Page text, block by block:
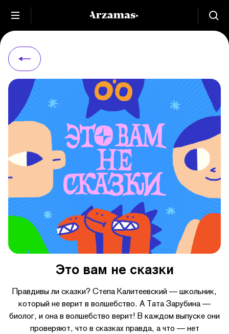
Это вам не сказки
Правдивы ли сказки? Степа Калитеевский — школьник,
который не верит в волшебство. А Тата Зарубина —
биолог, и она в волшебство верит! В каждом выпуске они
проверяют, что в сказках правда, а что — нет